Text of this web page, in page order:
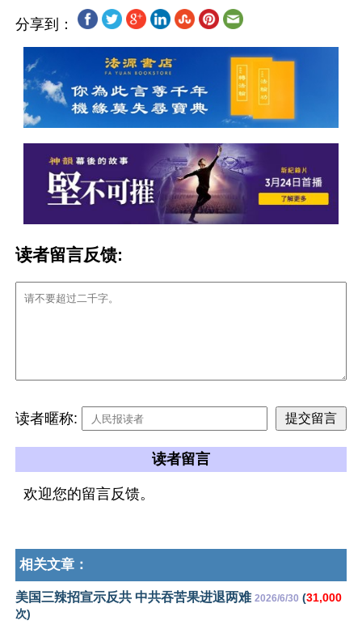
分享到：
读者留言反馈:
读者暱称:
读者留言
欢迎您的留言反馈。
相关文章：
美国三辣招宣示反共 中共吞苦果进退两难 2026/6/30 (31,000
次)